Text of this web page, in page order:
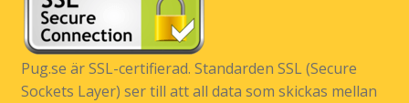
Pug.se är SSL-certifierad. Standarden SSL (Secure
Sockets Layer) ser till att all data som skickas mellan